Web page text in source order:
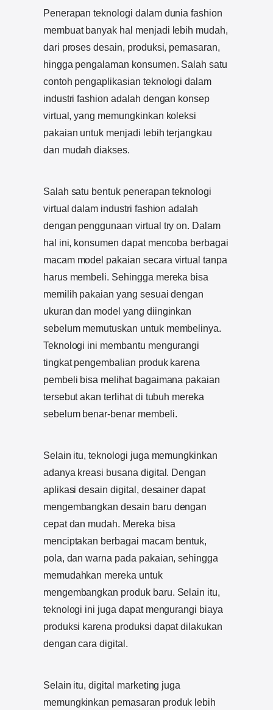
Penerapan teknologi dalam dunia fashion
membuat banyak hal menjadi lebih mudah,
dari proses desain, produksi, pemasaran,
hingga pengalaman konsumen. Salah satu
contoh pengaplikasian teknologi dalam
industri fashion adalah dengan konsep
virtual, yang memungkinkan koleksi
pakaian untuk menjadi lebih terjangkau
dan mudah diakses.
Salah satu bentuk penerapan teknologi
virtual dalam industri fashion adalah
dengan penggunaan virtual try on. Dalam
hal ini, konsumen dapat mencoba berbagai
macam model pakaian secara virtual tanpa
harus membeli. Sehingga mereka bisa
memilih pakaian yang sesuai dengan
ukuran dan model yang diinginkan
sebelum memutuskan untuk membelinya.
Teknologi ini membantu mengurangi
tingkat pengembalian produk karena
pembeli bisa melihat bagaimana pakaian
tersebut akan terlihat di tubuh mereka
sebelum benar-benar membeli.
Selain itu, teknologi juga memungkinkan
adanya kreasi busana digital. Dengan
aplikasi desain digital, desainer dapat
mengembangkan desain baru dengan
cepat dan mudah. Mereka bisa
menciptakan berbagai macam bentuk,
pola, dan warna pada pakaian, sehingga
memudahkan mereka untuk
mengembangkan produk baru. Selain itu,
teknologi ini juga dapat mengurangi biaya
produksi karena produksi dapat dilakukan
dengan cara digital.
Selain itu, digital marketing juga
memungkinkan pemasaran produk lebih